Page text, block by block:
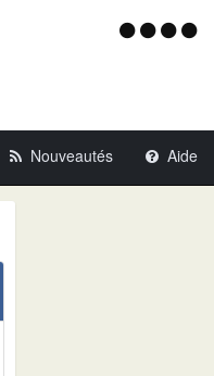
Menu
Nouveautés Aide